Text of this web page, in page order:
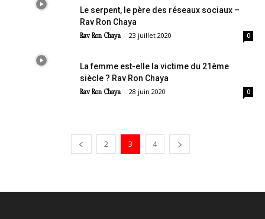
Le serpent, le père des réseaux sociaux –
Rav Ron Chaya
Rav Ron Chaya - 23 juillet 2020 0
La femme est-elle la victime du 21ème
siècle ? Rav Ron Chaya
Rav Ron Chaya - 28 juin 2020 0
2 3 4